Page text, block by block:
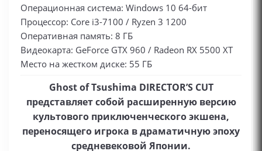
Операционная система: Windows 10 64-бит
Процессор: Core i3-7100 / Ryzen 3 1200
Оперативная память: 8 ГБ
Видеокарта: GeForce GTX 960 / Radeon RX 5500 XT
Место на жестком диске: 55 ГБ
Ghost of Tsushima DIRECTOR’S CUT
представляет собой расширенную версию
культового приключенческого экшена,
переносящего игрока в драматичную эпоху
средневековой Японии.